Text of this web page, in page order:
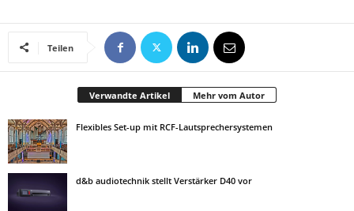
Teilen
Verwandte Artikel Mehr vom Autor
Flexibles Set-up mit RCF-Lautsprechersystemen
d&b audiotechnik stellt Verstärker D40 vor